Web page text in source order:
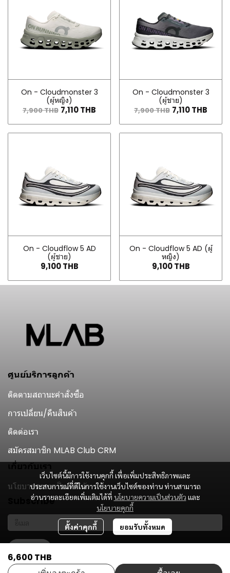
On - Cloudmonster 3
(ผู้หญิง)
7,900 THB 7,110 THB
On - Cloudmonster 3
(ผู้ชาย)
7,900 THB 7,110 THB
On - Cloudflow 5 AD
(ผู้ชาย)
9,100 THB
On - Cloudflow 5 AD (ผู้
หญิง)
9,100 THB
6,600 THB
เว็บไซต์นี้มีการใช้งานคุกกี้ เพื่อเพิ่มประสิทธิภาพและ
ประสบการณ์ที่ดีในการใช้งานเว็บไซต์ของท่าน ท่านสามารถ
อ่านรายละเอียดเพิ่มเติมได้ที่ นโยบายความเป็นส่วนตัว และ
นโยบายคุกกี้
ตั้งค่าคุกกี้ ยอมรับทั้งหมด
ศูนย์บริการลูกค้า
ติดตามสถานะคำสั่งซื้อ
การเปลี่ยน/คืนสินค้า
ติดต่อเรา
สมัครสมาชิก MLAB Club CRM
เกี่ยวกับเรา
นโยบายความเป็นส่วนตัว
Subscribe